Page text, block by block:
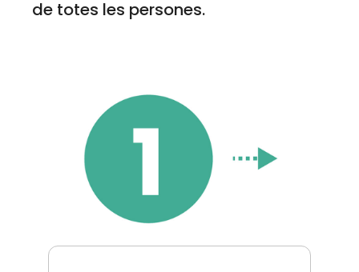
de totes les persones.